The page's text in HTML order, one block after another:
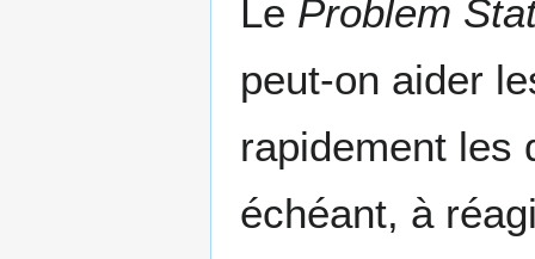
Le Problem
peut-on aider
rapidement les
échéant, à